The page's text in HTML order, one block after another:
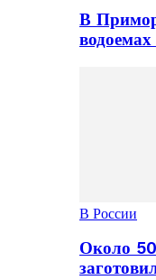
В
В России
Около